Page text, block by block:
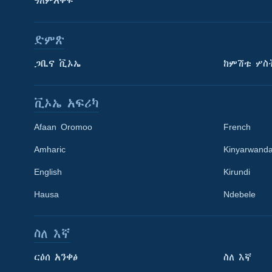
Learning English
ድምጽ
ጋቢና ቪኦኤ ከምሽቱ
ቪኦኤ አፍሪካ
Afaan Oromoo
Amharic
English
Hausa
French
Kirundi
Ndebele
ስለ እኛ
ርዕሰ አንቀፅ ስለ እኛ